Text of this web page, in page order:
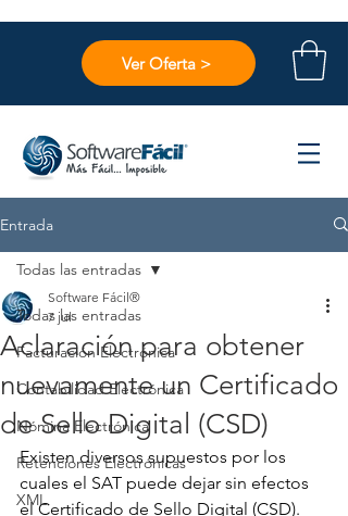
Ver Oferta >
Entrada
Todas las entradas
Facturación Electrónica
Contabilidad Electrónica
Nómina Electrónica
Retenciones Electrónicas
XML
Todas las entradas
Aclaración para obtener
nuevamente un Certificado
de Sello Digital (CSD)
Software Fácil®
7 jul
Existen diversos supuestos por los
cuales el SAT puede dejar sin efectos
el Certificado de Sello Digital (CSD).